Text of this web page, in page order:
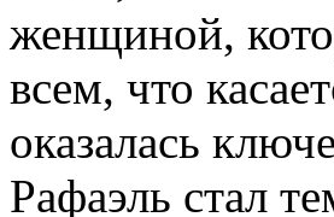
женщиной,
всем, что
оказалась
Рафаэль стал